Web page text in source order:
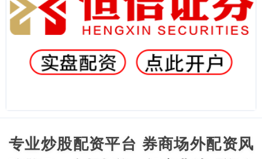
专业炒股配资平台 券商场外配资风